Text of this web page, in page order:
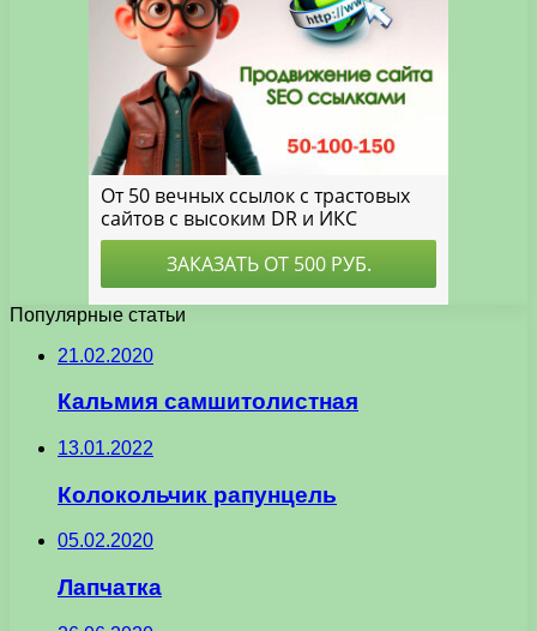
Популярные статьи
21.02.2020
Кальмия самшитолистная
13.01.2022
Колокольчик рапунцель
05.02.2020
Лапчатка